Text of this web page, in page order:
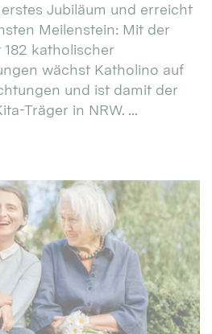
Jubiläum und erreicht
Meilenstein: Mit der
katholischer
wächst Katholino auf
und ist damit der
Träger in NRW. ...